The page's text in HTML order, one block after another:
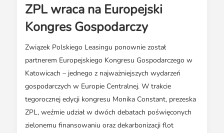
ZPL wraca na Europejski
Kongres Gospodarczy
Związek Polskiego Leasingu ponownie został
partnerem Europejskiego Kongresu Gospodarczego w
Katowicach – jednego z najważniejszych wydarzeń
gospodarczych w Europie Centralnej. W trakcie
tegorocznej edycji kongresu Monika Constant, prezeska
ZPL, weźmie udział w dwóch debatach poświęconych
zielonemu finansowaniu oraz dekarbonizacji flot